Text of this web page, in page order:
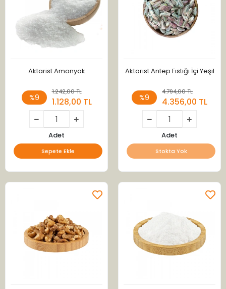
Aktarist Amonyak
%9
1.242,00 TL
1.128,00 TL
Adet
Sepete Ekle
Aktarist Antep Fıstığı İçi Yeşil
%9
4.794,00 TL
4.356,00 TL
Adet
Stokta Yok